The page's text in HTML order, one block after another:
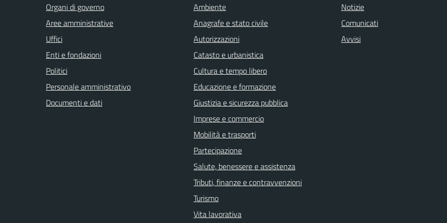
Organi di governo
Aree amministrative
Uffici
Enti e fondazioni
Politici
Personale amministrativo
Documenti e dati
Ambiente
Anagrafe e stato civile
Autorizzazioni
Catasto e urbanistica
Cultura e tempo libero
Educazione e formazione
Giustizia e sicurezza pubblica
Imprese e commercio
Mobilità e trasporti
Partecipazione
Salute, benessere e assistenza
Tributi, finanze e contravvenzioni
Turismo
Vita lavorativa
Notizie
Comunicati
Avvisi